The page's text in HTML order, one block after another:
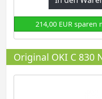
214,00 EUR
Original OKI C 830